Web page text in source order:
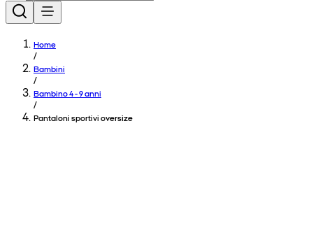
Home
/
Bambini
/
Bambino 4 - 9 anni
/
Pantaloni sportivi oversize